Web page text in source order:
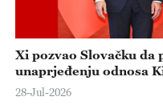
Xi pozvao Slovačku
unaprjeđenju odnosa
28-Jul-2026